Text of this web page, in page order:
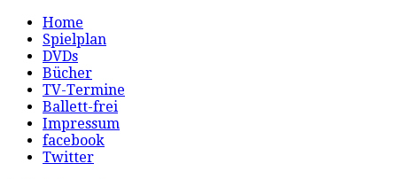
Home
Spielplan
DVDs
Bücher
TV-Termine
Ballett-frei
Impressum
facebook
Twitter